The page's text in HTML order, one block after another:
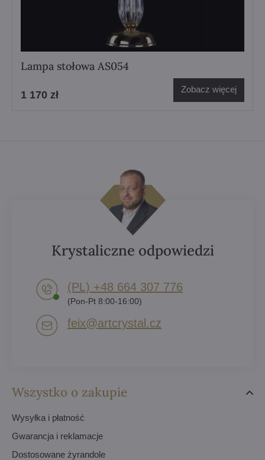
Lampa stołowa AS054
1 170 zł Zobacz więcej
Wszystko o zakupie
Wysyłka i płatność
Gwarancja i reklamacje
Dostosowane żyrandole
Krystaliczne odpowiedzi
(PL) +48 664 307 776
(Pon-Pt 8:00-16:00)
feix​@artcrystal​.cz